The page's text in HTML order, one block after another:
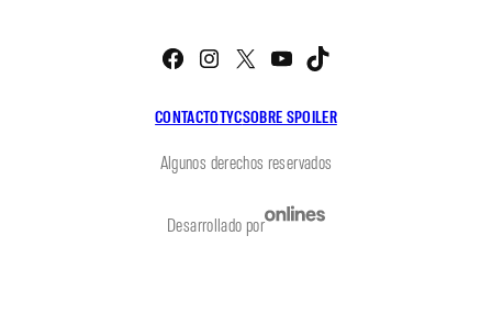
CONTACTOTYCSOBRE SPOILER
Facebook
Instagram
X YouTube
Algunos derechos reservados
Desarrollado por